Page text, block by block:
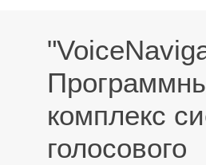
комплекс
голосового